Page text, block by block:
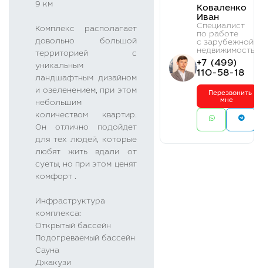
9 км
Комплекс располагает
довольно большой
территорией с
уникальным
ландшафтным дизайном
и озеленением, при этом
небольшим
количеством квартир.
Он отлично подойдет
для тех людей, которые
любят жить вдали от
суеты, но при этом ценят
комфорт .
Инфраструктура
комплекса:
Открытый бассейн
Подогреваемый бассейн
Сауна
Джакузи
Коваленко
Иван
Cпециалист
по работе
с зарубежной
недвижимостью
+7 (499)
110-58-18
Перезвонить
мне